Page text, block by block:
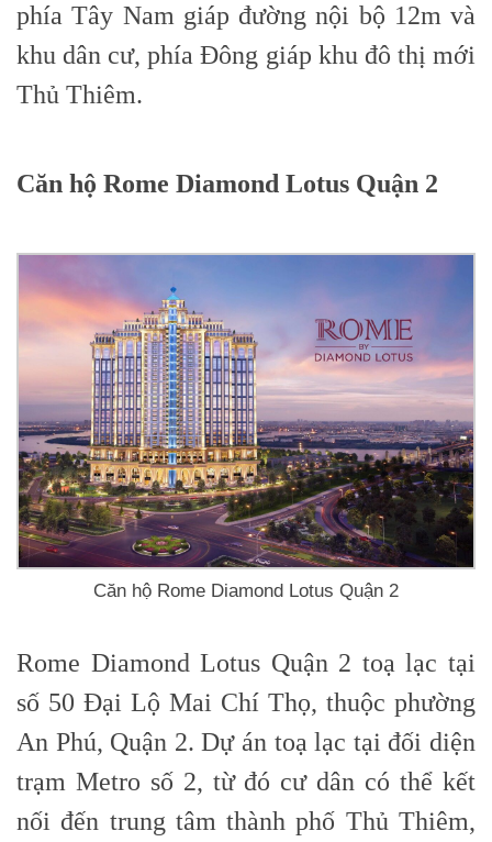
phía Tây Nam giáp đường nội bộ 12m và
khu dân cư, phía Đông giáp khu đô thị mới
Thủ Thiêm.
Căn hộ Rome Diamond Lotus Quận 2
Căn hộ Rome Diamond Lotus Quận 2
Rome Diamond Lotus Quận 2 toạ lạc tại
số 50 Đại Lộ Mai Chí Thọ, thuộc phường
An Phú, Quận 2. Dự án toạ lạc tại đối diện
trạm Metro số 2, từ đó cư dân có thể kết
nối đến trung tâm thành phố Thủ Thiêm,